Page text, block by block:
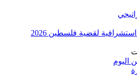
لقضية فلسطين 2026
اليوم